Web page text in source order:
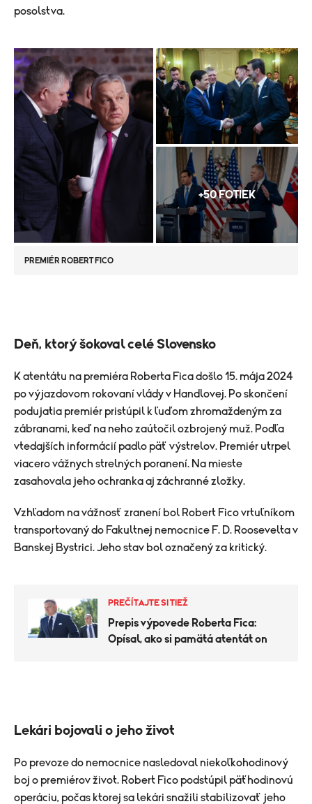
posolstva.
+50 FOTIEK
PREMIÉR ROBERT FICO
Deň, ktorý šokoval celé Slovensko
K atentátu na premiéra Roberta Fica došlo 15. mája 2024
po výjazdovom rokovaní vlády v Handlovej. Po skončení
podujatia premiér pristúpil k ľuďom zhromaždeným za
zábranami, keď na neho zaútočil ozbrojený muž. Podľa
vtedajších informácií padlo päť výstrelov. Premiér utrpel
viacero vážnych strelných poranení. Na mieste
zasahovala jeho ochranka aj záchranné zložky.
Vzhľadom na vážnosť zranení bol Robert Fico vrtuľníkom
transportovaný do Fakultnej nemocnice F. D. Roosevelta v
Banskej Bystrici. Jeho stav bol označený za kritický.
PREČÍTAJTE SI TIEŽ
Prepis výpovede Roberta Fica:
Opísal, ako si pamätá atentát on
Lekári bojovali o jeho život
Po prevoze do nemocnice nasledoval niekoľkohodinový
boj o premiérov život. Robert Fico podstúpil päťhodinovú
operáciu, počas ktorej sa lekári snažili stabilizovať jeho